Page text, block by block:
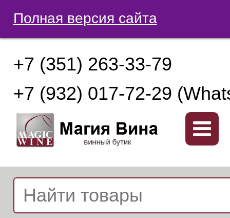
Полная версия сайта
+7 (351) 263-33-79
+7 (932) 017-72-29